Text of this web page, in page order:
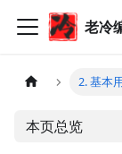
老冷
2. 基本
本页总览